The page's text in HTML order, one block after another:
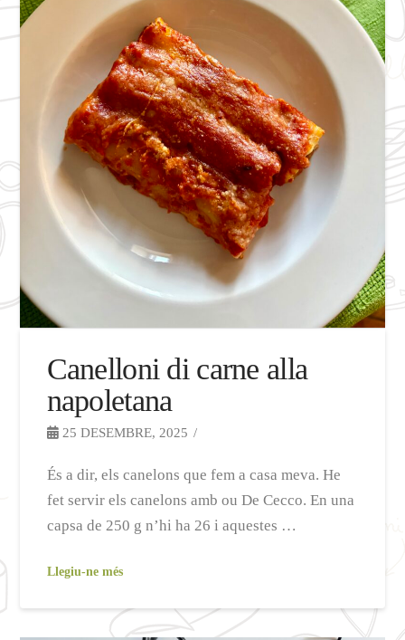
Canelloni di carne alla
napoletana
25 DESEMBRE, 2025
És a dir, els canelons que fem a casa meva. He
fet servir els canelons amb ou De Cecco. En una
capsa de 250 g n’hi ha 26 i aquestes …
Llegiu-ne més